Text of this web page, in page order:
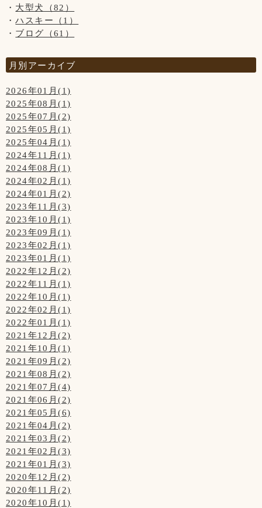
大型犬（82）
ハスキー（1）
ブログ（61）
月別アーカイブ
2026年01月(1)
2025年08月(1)
2025年07月(2)
2025年05月(1)
2025年04月(1)
2024年11月(1)
2024年08月(1)
2024年02月(1)
2024年01月(2)
2023年11月(3)
2023年10月(1)
2023年09月(1)
2023年02月(1)
2023年01月(1)
2022年12月(2)
2022年11月(1)
2022年10月(1)
2022年02月(1)
2022年01月(1)
2021年12月(2)
2021年10月(1)
2021年09月(2)
2021年08月(2)
2021年07月(4)
2021年06月(2)
2021年05月(6)
2021年04月(2)
2021年03月(2)
2021年02月(3)
2021年01月(3)
2020年12月(2)
2020年11月(2)
2020年10月(1)